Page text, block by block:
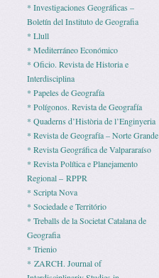
* Investigaciones Geográficas –
Boletín del Instituto de Geografia
* Llull
* Mediterráneo Económico
* Ofi­cio. Revista de His­to­ria e
Interdisciplina
* Pape­les de Geografía
* Polígonos. Revista de Geografía
* Quaderns d’Història de l’Enginyeria
* Revista de Geografía – Norte Grande
* Revista Geográfica de Valpararaíso
* Revista Polí­tica e Pla­ne­ja­mento
Regio­nal – RPPR
* Scripta Nova
* Sociedade e Território
* Treballs de la Societat Catalana de
Geografia
* Trienio
* ZARCH. Journal of